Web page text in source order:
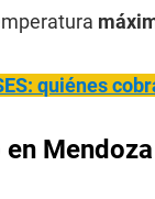
quiénes